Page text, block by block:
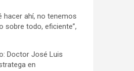
hacer ahí, no tenemos
sobre todo, eficiente”,
Doctor José Luis
en